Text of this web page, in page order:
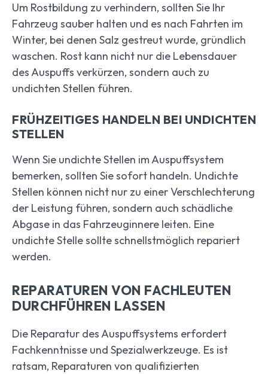
Um Rostbildung zu verhindern, sollten Sie Ihr
Fahrzeug sauber halten und es nach Fahrten im
Winter, bei denen Salz gestreut wurde, gründlich
waschen. Rost kann nicht nur die Lebensdauer
des Auspuffs verkürzen, sondern auch zu
undichten Stellen führen.
FRÜHZEITIGES HANDELN BEI UNDICHTEN
STELLEN
Wenn Sie undichte Stellen im Auspuffsystem
bemerken, sollten Sie sofort handeln. Undichte
Stellen können nicht nur zu einer Verschlechterung
der Leistung führen, sondern auch schädliche
Abgase in das Fahrzeuginnere leiten. Eine
undichte Stelle sollte schnellstmöglich repariert
werden.
REPARATUREN VON FACHLEUTEN
DURCHFÜHREN LASSEN
Die Reparatur des Auspuffsystems erfordert
Fachkenntnisse und Spezialwerkzeuge. Es ist
ratsam, Reparaturen von qualifizierten